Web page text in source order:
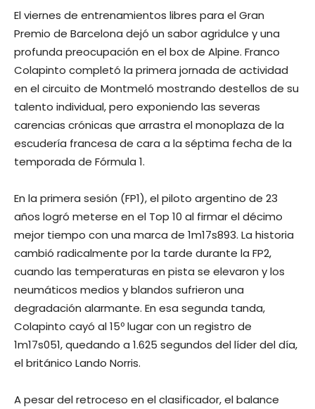
El viernes de entrenamientos libres para el Gran
Premio de Barcelona dejó un sabor agridulce y una
profunda preocupación en el box de Alpine. Franco
Colapinto completó la primera jornada de actividad
en el circuito de Montmeló mostrando destellos de su
talento individual, pero exponiendo las severas
carencias crónicas que arrastra el monoplaza de la
escudería francesa de cara a la séptima fecha de la
temporada de Fórmula 1.
En la primera sesión (FP1), el piloto argentino de 23
años logró meterse en el Top 10 al firmar el décimo
mejor tiempo con una marca de 1m17s893. La historia
cambió radicalmente por la tarde durante la FP2,
cuando las temperaturas en pista se elevaron y los
neumáticos medios y blandos sufrieron una
degradación alarmante. En esa segunda tanda,
Colapinto cayó al 15º lugar con un registro de
1m17s051, quedando a 1.625 segundos del líder del día,
el británico Lando Norris.
A pesar del retroceso en el clasificador, el balance